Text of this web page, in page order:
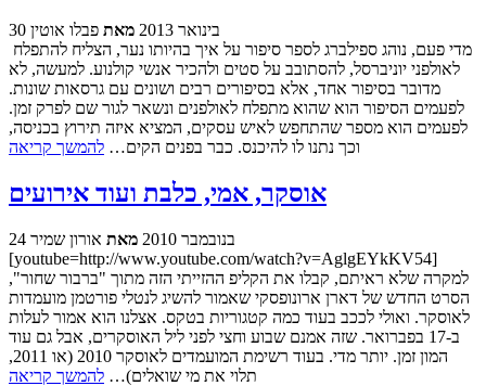
30 בינואר 2013 מאת פבלו אוטין
לאולפני יוניברסל, להסתובב על סטים ולהכיר אנשי קולנוע. למעשה, לא
מדובר בסיפור אחד, אלא בסיפורים רבים ושונים עם גרסאות שונות.
לפעמים הסיפור הוא שהוא מתפלח לאולפנים ונשאר לגור שם לפרק זמן.
לפעמים הוא מספר שהתחפש לאיש עסקים, המציא איזה תירוץ בכניסה,
וכך נתנו לו להיכנס. כבר בפנים הקים… להמשך קריאה
אוסקר, אמי, כלבת ועוד אירועים
24 בנובמבר 2010 מאת אורון שמיר
[youtube=http://www.youtube.com/watch?v=AglgEYkKV54]
למקרה שלא ראיתם, קבלו את הקליפ ההזייתי הזה מתוך "ברבור שחור",
הסרט החדש של דארן ארונופסקי שאמור להשיג לנטלי פורטמן מועמדות
לאוסקר. ואולי לככב בעוד כמה קטגוריות בטקס. אצלנו הוא אמור לעלות
ב-17 בפברואר. שזה אמנם שבוע וחצי לפני ליל האוסקרים, אבל גם עוד
המון זמן. יותר מדי. בעוד רשימת המועמדים לאוסקר 2010 (או 2011,
תלוי את מי שואלים)… להמשך קריאה